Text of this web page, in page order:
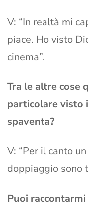
V: “In realtà mi
piace. Ho visto
cinema”.
Tra le altre cose
particolare visto
spaventa?
V: “Per il canto
doppiaggio sono
Puoi